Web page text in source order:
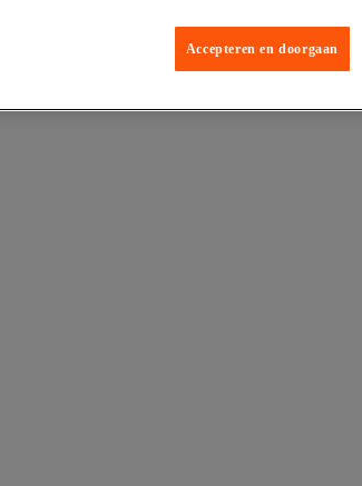
Accepteren en doorgaan